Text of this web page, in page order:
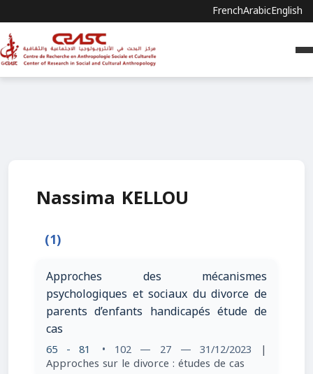
FrenchArabicEnglish
Nassima KELLOU
(1)
Approches des mécanismes
psychologiques et sociaux du divorce de
parents d’enfants handicapés étude de
cas
65 - 81 • 102 — 27 — 31/12/2023 |
Approches sur le divorce : études de cas